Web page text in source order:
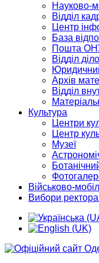
Науково-
Відділ
Центр
База
Пошта
Відділ
Архів
Відділ
Культура
Центри
Центр
Музеї
Військово-
Вибори